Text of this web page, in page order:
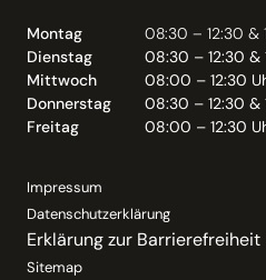
Montag
08:30 – 12:30 &
Dienstag
08:30 – 12:30 &
Mittwoch
08:00 – 12:30
Donnerstag
08:30 – 12:30 &
Freitag
08:00 – 12:30
Impressum
Datenschutzerklärung
Erklärung zur Barrierefreiheit
Sitemap